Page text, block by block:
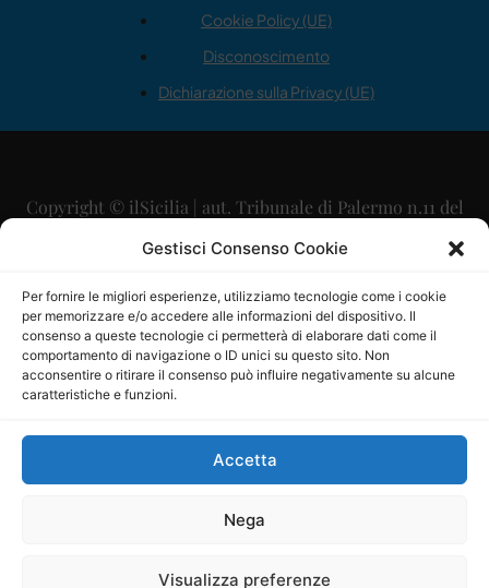
Gestisci Consenso Cookie
Per fornire le migliori esperienze, utilizziamo tecnologie come i cookie
per memorizzare e/o accedere alle informazioni del dispositivo. Il
consenso a queste tecnologie ci permetterà di elaborare dati come il
comportamento di navigazione o ID unici su questo sito. Non
acconsentire o ritirare il consenso può influire negativamente su alcune
caratteristiche e funzioni.
Accetta
Nega
Visualizza preferenze
Cookie Policy (UE)
Disconoscimento
Dichiarazione sulla Privacy (UE)
Copyright © ilSicilia | aut. Tribunale di Palermo n.11 del
29/09/2015
Direttore Editoriale: Maurizio Scaglione
Direttore Responsabile: Maria Calabrese
P.IVA: 06334930820
Mercurio Comunicazione Società Cooperativa a r.l. è
iscritta al Registro degli Operatori di Comunicazione al